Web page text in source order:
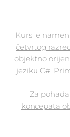
Kurs je
četvrtog
objektno
jeziku C#.
Za
koncepata